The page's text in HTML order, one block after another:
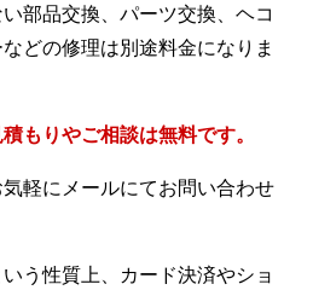
部品交換、パーツ交換、ヘコ
どの修理は別途料金になりま
もりやご相談は無料です。
軽にメールにてお問い合わせ
う性質上、カード決済やショ